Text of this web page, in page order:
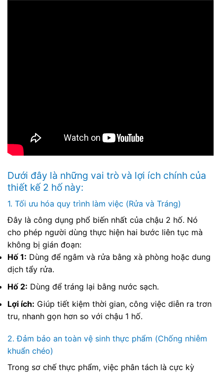
Dưới đây là những vai trò và lợi ích chính của
thiết kế 2 hố này:
1. Tối ưu hóa quy trình làm việc (Rửa và Tráng)
Đây là công dụng phổ biến nhất của chậu 2 hố. Nó
cho phép người dùng thực hiện hai bước liên tục mà
không bị gián đoạn:
Hố 1: Dùng để ngâm và rửa bằng xà phòng hoặc dung
dịch tẩy rửa.
Hố 2: Dùng để tráng lại bằng nước sạch.
Lợi ích: Giúp tiết kiệm thời gian, công việc diễn ra trơn
tru, nhanh gọn hơn so với chậu 1 hố.
2. Đảm bảo an toàn vệ sinh thực phẩm (Chống nhiễm
khuẩn chéo)
Trong sơ chế thực phẩm, việc phân tách là cực kỳ